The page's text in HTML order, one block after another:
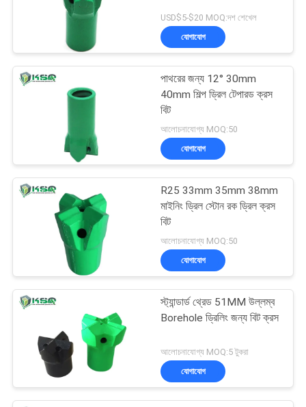
USD$5-$20 MOQ:দশ শেখেল
যোগাযোগ
পাথরের জন্য 12° 30mm
40mm শিল্প ড্রিল টেপারড ক্রস
বিট
আলোচনাযোগ্য MOQ:50
যোগাযোগ
R25 33mm 35mm 38mm
মাইনিং ড্রিল স্টোন রক ড্রিল ক্রস
বিট
আলোচনাযোগ্য MOQ:50
যোগাযোগ
স্ট্যান্ডার্ড থ্রেড 51MM উল্লম্ব
Borehole ড্রিলিং জন্য বিট ক্রস
আলোচনাযোগ্য MOQ:5 টুকরা
যোগাযোগ